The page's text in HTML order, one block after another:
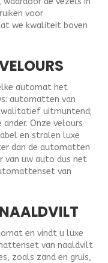
voor
we kwaliteit boven
automat het
automatten van
uitmuntend;
Onze velours
en stralen luxe
dan de automatten
van uw auto dus net
van
en vindt u luxe
van naaldvilt
zoals zand en gruis,